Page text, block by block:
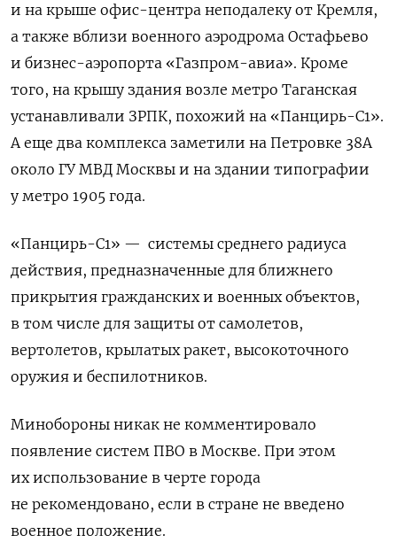
и на крыше офис-центра неподалеку от Кремля,
а также вблизи военного аэродрома Остафьево
и бизнес-аэропорта «Газпром-авиа». Кроме
того, на крышу здания возле метро Таганская
устанавливали ЗРПК, похожий на «Панцирь-С1».
А еще два комплекса заметили на Петровке 38А
около ГУ МВД Москвы и на здании типографии
у метро 1905 года.
«Панцирь-С1» — системы среднего радиуса
действия, предназначенные для ближнего
прикрытия гражданских и военных объектов,
в том числе для защиты от самолетов,
вертолетов, крылатых ракет, высокоточного
оружия и беспилотников.
Минобороны никак не комментировало
появление систем ПВО в Москве. При этом
их использование в черте города
не рекомендовано, если в стране не введено
военное положение.